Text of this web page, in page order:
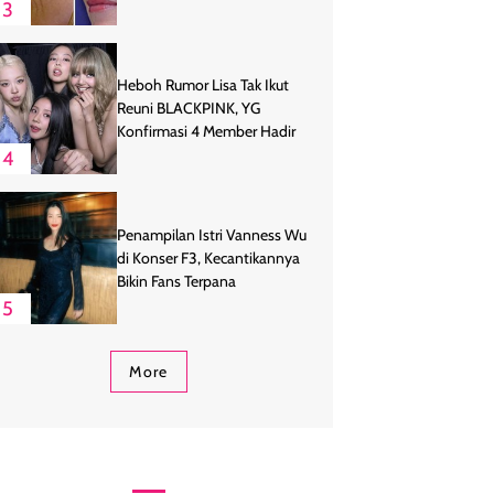
3
4
Heboh Rumor Lisa Tak Ikut
Reuni BLACKPINK, YG
Konfirmasi 4 Member Hadir
5
Penampilan Istri Vanness Wu
di Konser F3, Kecantikannya
Bikin Fans Terpana
More